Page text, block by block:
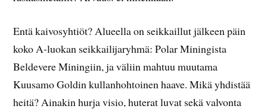
Entä kaivosyhtiöt? Alueella on seikkaillut jälkeen päin
koko A-luokan seikkailijaryhmä: Polar Miningista
Beldevere Miningiin, ja väliin mahtuu muutama
Kuusamo Goldin kullanhohtoinen haave. Mikä yhdistää
heitä? Ainakin hurja visio, huterat luvat sekä valvonta